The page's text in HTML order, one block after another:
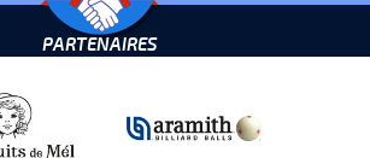
PARTENAIRES